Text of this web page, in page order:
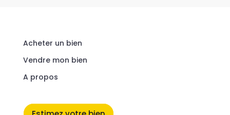
Acheter un bien
Vendre mon bien
A propos